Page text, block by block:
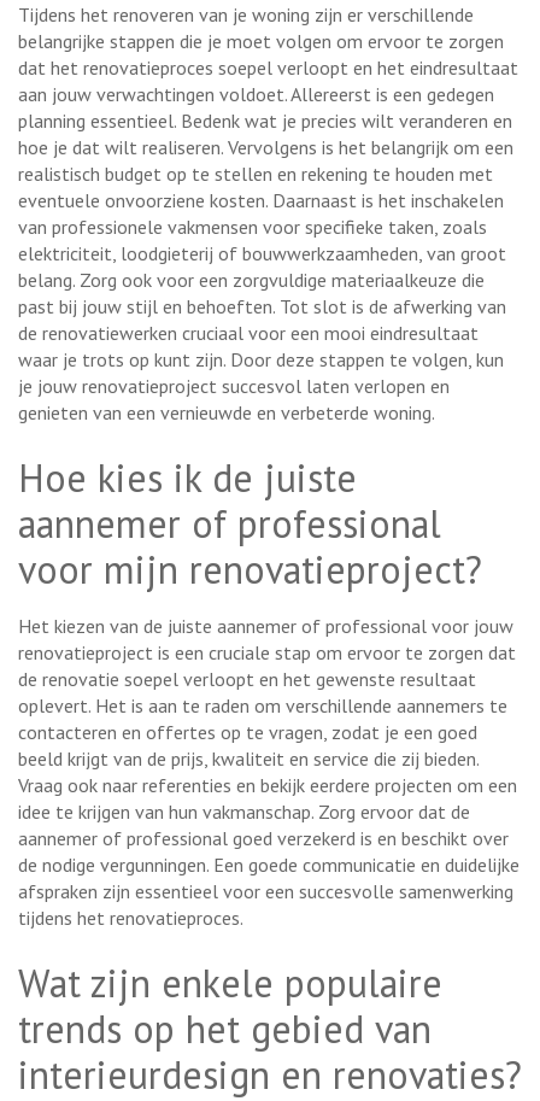
Tijdens het renoveren van je woning zijn er verschillende
belangrijke stappen die je moet volgen om ervoor te zorgen
dat het renovatieproces soepel verloopt en het eindresultaat
aan jouw verwachtingen voldoet. Allereerst is een gedegen
planning essentieel. Bedenk wat je precies wilt veranderen en
hoe je dat wilt realiseren. Vervolgens is het belangrijk om een
realistisch budget op te stellen en rekening te houden met
eventuele onvoorziene kosten. Daarnaast is het inschakelen
van professionele vakmensen voor specifieke taken, zoals
elektriciteit, loodgieterij of bouwwerkzaamheden, van groot
belang. Zorg ook voor een zorgvuldige materiaalkeuze die
past bij jouw stijl en behoeften. Tot slot is de afwerking van
de renovatiewerken cruciaal voor een mooi eindresultaat
waar je trots op kunt zijn. Door deze stappen te volgen, kun
je jouw renovatieproject succesvol laten verlopen en
genieten van een vernieuwde en verbeterde woning.
Hoe kies ik de juiste
aannemer of professional
voor mijn renovatieproject?
Het kiezen van de juiste aannemer of professional voor jouw
renovatieproject is een cruciale stap om ervoor te zorgen dat
de renovatie soepel verloopt en het gewenste resultaat
oplevert. Het is aan te raden om verschillende aannemers te
contacteren en offertes op te vragen, zodat je een goed
beeld krijgt van de prijs, kwaliteit en service die zij bieden.
Vraag ook naar referenties en bekijk eerdere projecten om een
idee te krijgen van hun vakmanschap. Zorg ervoor dat de
aannemer of professional goed verzekerd is en beschikt over
de nodige vergunningen. Een goede communicatie en duidelijke
afspraken zijn essentieel voor een succesvolle samenwerking
tijdens het renovatieproces.
Wat zijn enkele populaire
trends op het gebied van
interieurdesign en renovaties?